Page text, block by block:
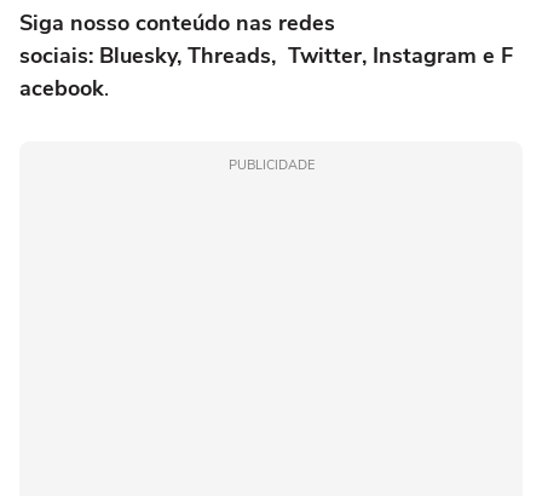
Siga nosso conteúdo nas redes
sociais: Bluesky, Threads, Twitter, Instagram e F
acebook.
PUBLICIDADE